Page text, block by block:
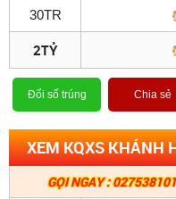
30TR
2TỶ
Đổi số trúng Chia sẻ
XEM KQXS KHÁNH
GỌI NGAY :